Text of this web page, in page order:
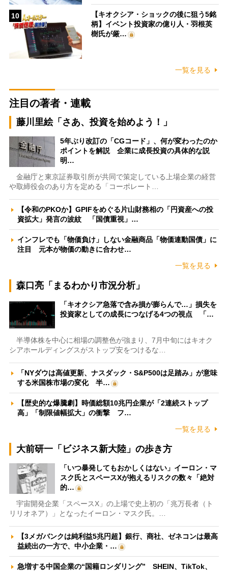
10
【キオクシア・ショックの後に狙う5銘
柄】イベント投資家の億り人・羽根英
樹氏が厳…
一覧を見る
注目の著者・連載
藤川里絵「さあ、投資を始めよう！」
5年ぶり改訂の「CGコード」、何が変わったのか
ポイントを解説 企業に成長投資の具体的な説
明…
金融庁と東京証券取引所が共同で策定している上場企業の経営
や取締役会のあり方を定める「コーポレート…
【令和のPKOか】GPIFをめぐる片山財務相の「円資産への投
資拡大」発言の波紋 「国債重視」…
インフレでも「物価負け」しない金融商品「物価連動国債」に
注目 元本が物価の動きに合わせ…
一覧を見る
森口亮「まるわかり市況分析」
「キオクシア急落で含み損が膨らんで…」損失を
投資家としての成長につなげる4つの視点 「…
半導体株を中心に相場の調整色が強まり、7月中旬にはキオク
シアホールディングスがストップ安をつけるな…
「NYダウは高値更新、ナスダック・S&P500は足踏み」が意味
する米国株市場の変化 半…
【歴史的な爆騰劇】時価総額10兆円企業が「2連続ストップ
高」「制限値幅拡大」の衝撃 フ…
一覧を見る
大前研一「ビジネス新大陸」の歩き方
「いつ暴発してもおかしくはない」イーロン・マ
スク氏とスペースXが抱えるリスクの数々「絶対
的…
宇宙開発企業「スペースX」の上場で史上初の「兆万長者（ト
リリオネア）」となったイーロン・マスク氏。…
【3メガバンクは純利益5兆円超】銀行、商社、ゼネコンは最高
益続出の一方で、中小企業・…
急増する中国企業の“国籍ロンダリング” SHEIN、TikTok、